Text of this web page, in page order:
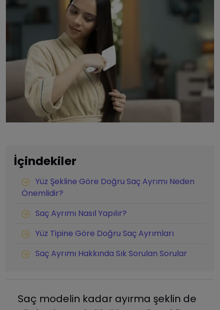
İçindekiler
Yüz Şekline Göre Doğru Saç Ayrımı Neden
Önemlidir?
Saç Ayrımı Nasıl Yapılır?
Yüz Tipine Göre Doğru Saç Ayrımları
Saç Ayrımı Hakkında Sık Sorulan Sorular
Saç modelin kadar ayırma şeklin de